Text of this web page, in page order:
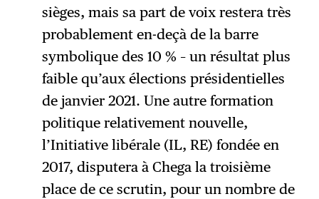
sièges, mais sa part de voix restera très
probablement en-deçà de la barre
symbolique des 10 % – un résultat plus
faible qu’aux élections présidentielles
de janvier 2021. Une autre formation
politique relativement nouvelle,
l’Initiative libérale (IL, RE) fondée en
2017, disputera à Chega la troisième
place de ce scrutin, pour un nombre de